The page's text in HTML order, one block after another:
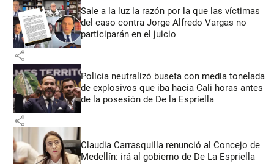
Sale a la luz la razón por la que las víctimas
del caso contra Jorge Alfredo Vargas no
participarán en el juicio
share
Policía neutralizó buseta con media tonelada
de explosivos que iba hacia Cali horas antes
de la posesión de De la Espriella
share
Claudia Carrasquilla renunció al Concejo de
Medellín: irá al gobierno de De La Espriella